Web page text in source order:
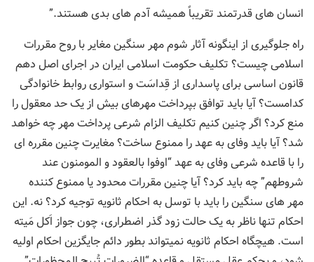
انسان های قدرتمند تقریباً همیشه آدم های بدی هستند.”
راه جلوگیری از اینگونه آثار شوم مهر سنگین مغایر با روح مقررات
اسلامی چیست؟ تکلیف حکومت اسلامی ایران در اجرای اصل دهم
قانون اساسی برای پاسداری از قِداسَت و استواری روابط خانوادگی
کدامست؟ آیا باید توافق بپرداخت مهرهای بیش از یک حد معقول را
منع کرد؟ اگر چنین کنیم تکلیف الزام شرعی پرداخت مهر چه خواهد
شد؟ آیا باید وفای به عهد را ممنوع ساخت؟ مغایرت چنین مقرره ای
را با قاعده شرعی وفای به عهد “اوفوا بالعقود و المومنون عند
شروطهم” چه باید کرد؟ آیا چنین مقررات محدود یا ممنوع کننده
مهر های سنگین را باید با توسل به احکام ثانویه توجیه کرد؟ نه. این
احکام تنها ناظر به یک حالت زود گذر اضطراری، چون جواز اَکل مَیته
است. هیچگاه احکام ثانویه نمیتواند بطور دائم جایگزین احکام اولیه